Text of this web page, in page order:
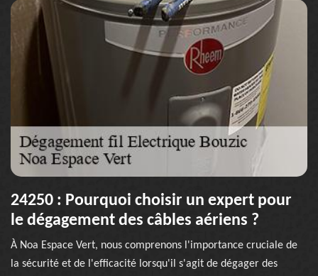
24250 : Pourquoi choisir un expert pour
le dégagement des câbles aériens ?
À Noa Espace Vert, nous comprenons l'importance cruciale de
la sécurité et de l'efficacité lorsqu'il s'agit de dégager des